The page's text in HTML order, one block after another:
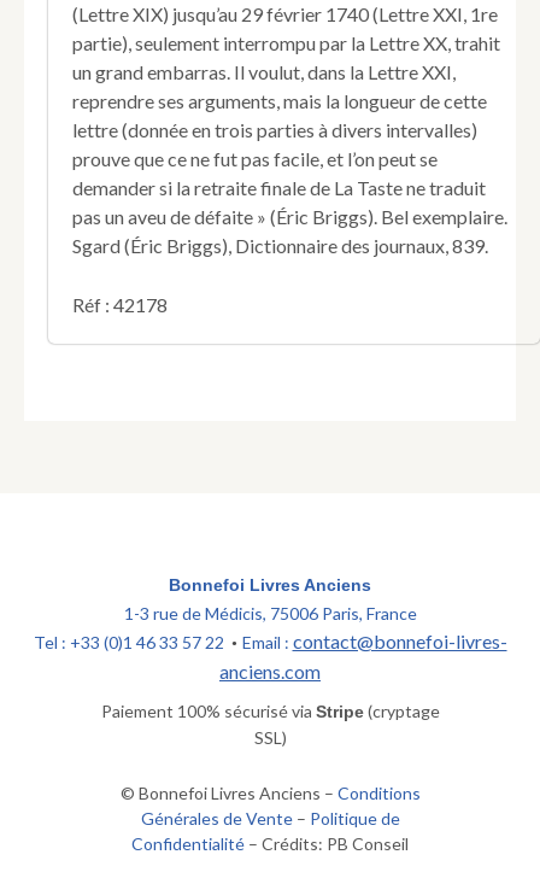
(Lettre XIX) jusqu’au 29 février 1740 (Lettre XXI, 1re
partie), seulement interrompu par la Lettre XX, trahit
un grand embarras. Il voulut, dans la Lettre XXI,
reprendre ses arguments, mais la longueur de cette
lettre (donnée en trois parties à divers intervalles)
prouve que ce ne fut pas facile, et l’on peut se
demander si la retraite finale de La Taste ne traduit
pas un aveu de défaite » (Éric Briggs). Bel exemplaire.
Sgard (Éric Briggs), Dictionnaire des journaux, 839.
Réf : 42178
Bonnefoi Livres Anciens
1-3 rue de Médicis, 75006 Paris, France
Tel : +33 (0)1 46 33 57 22 • Email : contact@bonnefoi-livres-
anciens.com
Paiement 100% sécurisé via Stripe(cryptage
SSL)
© Bonnefoi Livres Anciens – Conditions
Générales de Vente– Politique de
Confidentialité – Crédits: PB Conseil